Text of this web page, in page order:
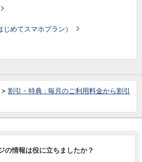
めてスマホプラン）
割引・特典 : 毎月のご利用料金から割引
の情報は役に立ちましたか？